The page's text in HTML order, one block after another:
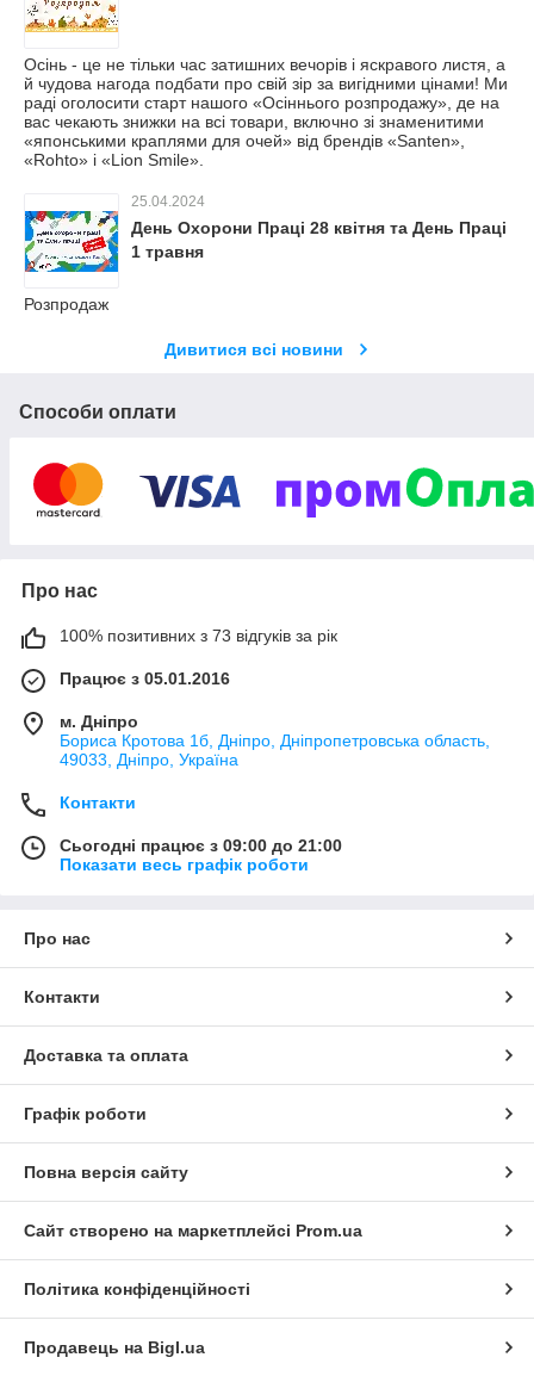
Осінь - це не тільки час затишних вечорів і яскравого листя, а
й чудова нагода подбати про свій зір за вигідними цінами! Ми
раді оголосити старт нашого «Осіннього розпродажу», де на
вас чекають знижки на всі товари, включно зі знаменитими
«японськими краплями для очей» від брендів «Santen»,
«Rohto» і «Lion Smile».
25.04.2024
День Охорони Праці 28 квітня та День Праці
1 травня
Розпродаж
Дивитися всі новини
Способи оплати
Про нас
100% позитивних з 73 відгуків за рік
Працює з 05.01.2016
м. Дніпро
Бориса Кротова 1б, Дніпро, Дніпропетровська область,
49033, Дніпро, Україна
Контакти
Сьогодні працює з 09:00 до 21:00
Показати весь графік роботи
Про нас
Контакти
Доставка та оплата
Графік роботи
Повна версія сайту
Сайт створено на маркетплейсі Prom.ua
Політика конфіденційності
Продавець на Bigl.ua